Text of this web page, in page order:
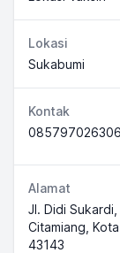
Lokasi
Sukabumi
Kontak
085797026306
Alamat
Jl. Didi
Citamiang,
43143